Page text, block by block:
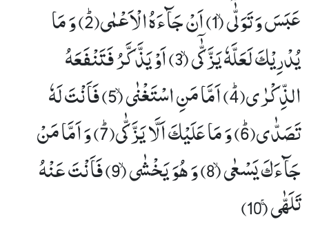
عَبَسَ وَ تَوَلّٰۤىۙ (1) اَنْ جَآءَهُ الْاَعْمٰىﭤ(2) وَ مَا
یُدْرِیْكَ لَعَلَّهٗ یَزَّ كّٰۤىۙ (3) اَوْ یَذَّكَّرُ فَتَنْفَعَهُ
الذِّكْرٰىﭤ(4) اَمَّا مَنِ اسْتَغْنٰىۙ (5) فَاَنْتَ لَهٗ
تَصَدّٰىﭤ(6) وَ مَا عَلَیْكَ اَلَّا یَزَّ كّٰىﭤ(7) وَ اَمَّا مَنْ
جَآءَكَ یَسْعٰىۙ (8) وَ هُوَ یَخْشٰىۙ (9) فَاَنْتَ عَنْهُ
تَلَهّٰىۚ (10)